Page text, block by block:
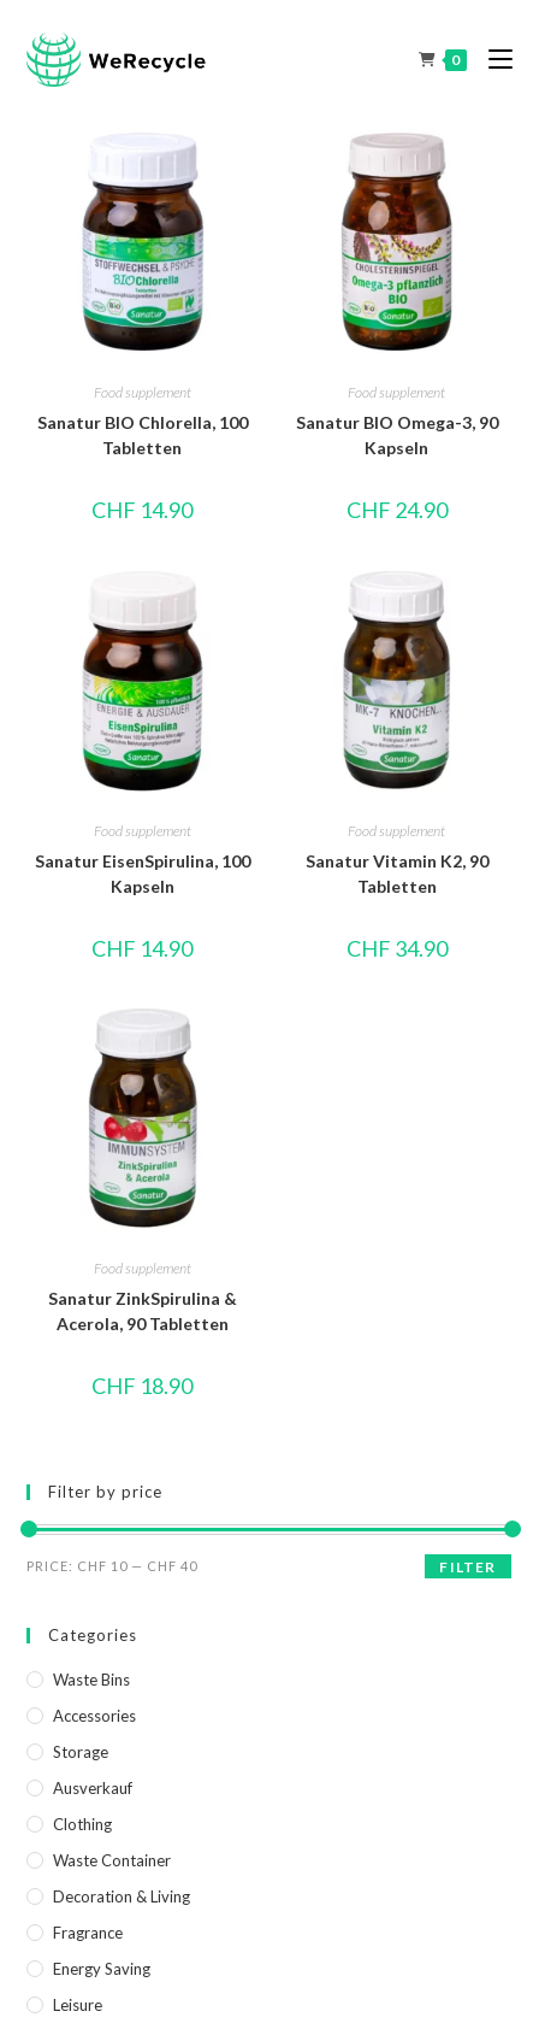
0
Food supplement
Sanatur BIO Chlorella, 100
Tabletten
CHF 14.90
Food supplement
Sanatur BIO Omega-3, 90
Kapseln
CHF 24.90
Food supplement
Sanatur EisenSpirulina, 100
Kapseln
CHF 14.90
Food supplement
Sanatur Vitamin K2, 90
Tabletten
CHF 34.90
Food supplement
Sanatur ZinkSpirulina &
Acerola, 90 Tabletten
CHF 18.90
Filter by price
FILTER
PRICE: CHF 10 — CHF 40
Categories
Waste Bins
Accessories
Storage
Ausverkauf
Clothing
Waste Container
Decoration & Living
Fragrance
Energy Saving
Leisure